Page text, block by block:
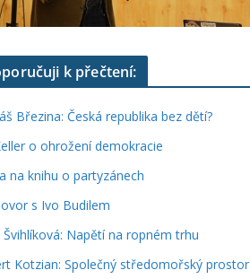
k přečtení:
Březina: Česká republika bez dětí?
o ohrožení demokracie
na knihu o partyzánech
s Ivo Budilem
Švihlíková: Napětí na ropném trhu
Kotzian: Společný středomořský prostor